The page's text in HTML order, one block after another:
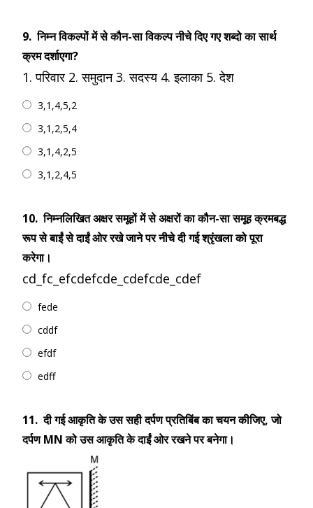
9. निम्न विकल्पों में से कौन-सा विकल्प नीचे दिए गए शब्दो का सार्थ
क्रम दर्शाएगा?
1. परिवार 2. समुदान 3. सदस्य 4. इलाका 5. देश
3,1,4,5,2
3,1,2,5,4
3,1,4,2,5
3,1,2,4,5
10. निम्नलिखित अक्षर समूहों में से अक्षरों का कौन-सा समूह क्रमबद्ध
रूप से बाईं से दाईं ओर रखे जाने पर नीचे दी गई श्रृंखला को पूरा
करेगा।
cd_fc_efcdefcde_cdefcde_cdef
fede
cddf
efdf
edff
11. दी गई आकृति के उस सही दर्पण प्रतिबिंब का चयन कीजिए, जो
दर्पण MN को उस आकृति के दाईं ओर रखने पर बनेगा।